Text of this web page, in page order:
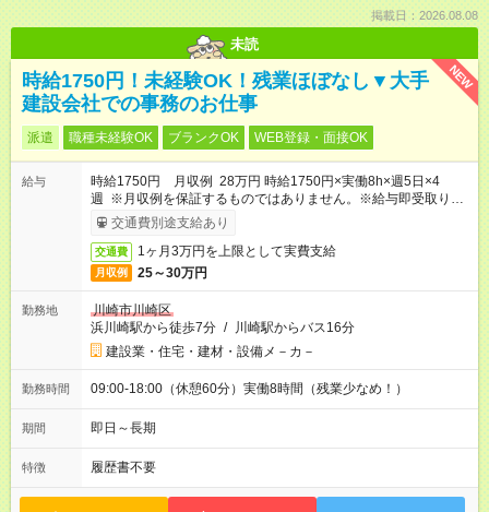
掲載日：2026.08.08
未読
NEW
時給1750円！未経験OK！残業ほぼなし▼大手
建設会社での事務のお仕事
派遣 職種未経験OK ブランクOK WEB登録・面接OK
給与
時給1750円 月収例 28万円 時給1750円×実働8h×週5日×4
週 ※月収例を保証するものではありません。※給与即受取りサ
ービス利用可（利用条件有）
交通費別途支給あり
交通費 1ヶ月3万円を上限として実費支給
月収例 25～30万円
勤務地
川崎市川崎区
浜川崎駅から徒歩7分 / 川崎駅からバス16分
建設業・住宅・建材・設備メ－カ－
勤務時間 09:00-18:00（休憩60分）実働8時間（残業少なめ！）
期間 即日～長期
特徴 履歴書不要